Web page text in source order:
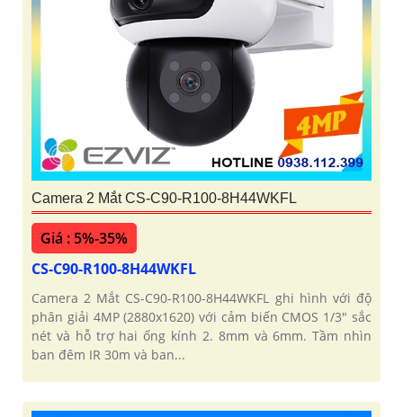
Camera 2 Mắt CS-C90-R100-8H44WKFL
Giá : 5%-35%
CS-C90-R100-8H44WKFL
Camera 2 Mắt CS-C90-R100-8H44WKFL ghi hình với độ
phân giải 4MP (2880x1620) với cảm biến CMOS 1/3" sắc
nét và hỗ trợ hai ống kính 2. 8mm và 6mm. Tầm nhìn
ban đêm IR 30m và ban...